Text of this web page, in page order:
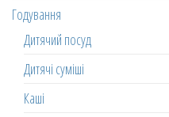
Годування
Дитячий посуд
Дитячі суміші
Каші